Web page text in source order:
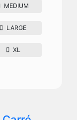
MEDIUM
LARGE
XL